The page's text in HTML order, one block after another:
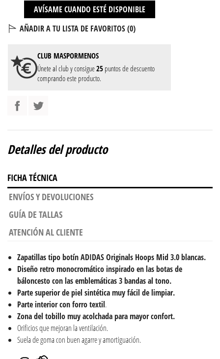
AVÍSAME CUANDO ESTÉ DISPONIBLE
AÑADIR A TU LISTA DE FAVORITOS (0)
CLUB MASPORMENOS
Únete al club y consigue25 puntos de descuento
comprando este producto.
Detalles del producto
FICHA TÉCNICA
ENVÍOS Y DEVOLUCIONES
GUÍA DE TALLAS
ATENCIÓN AL CLIENTE
Zapatillas tipo botín ADIDAS Originals Hoops Mid 3.0 blancas.
Diseño retro monocromático inspirado en las botas de
báloncesto con las emblemáticas 3 bandas al tono.
Parte superior de piel sintética muy fácil de limpiar.
Parte interior con forro textil.
Zona del tobillo muy acolchada para mayor confort.
Orificios que mejoran la ventilación.
Suela de goma con buen agarre y amortiguación.